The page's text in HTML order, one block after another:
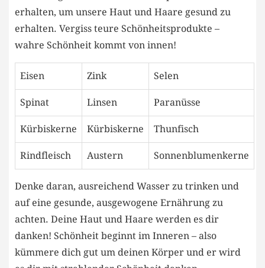
erhalten, um unsere Haut und Haare gesund zu
erhalten. Vergiss teure Schönheitsprodukte –
wahre Schönheit kommt von innen!
Eisen Zink Selen
Spinat Linsen Paranüsse
Kürbiskerne Kürbiskerne Thunfisch
Rindfleisch Austern Sonnenblumenkerne
Denke daran, ausreichend Wasser zu trinken und
auf eine gesunde, ausgewogene Ernährung zu
achten. Deine Haut und Haare werden es dir
danken! Schönheit beginnt im Inneren – also
kümmere dich gut um deinen Körper und er wird